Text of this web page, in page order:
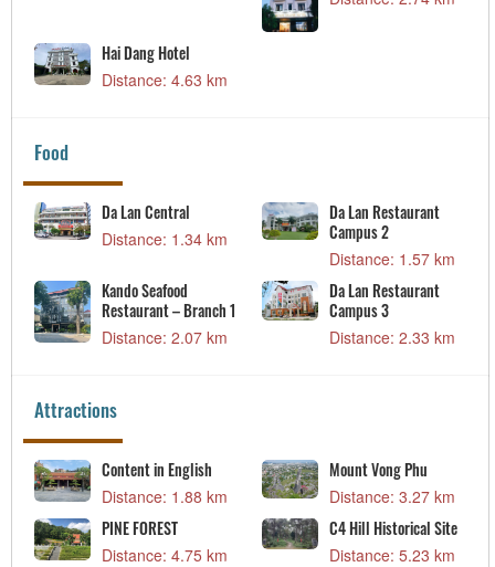
Food
Da Lan Restaurant
Campus 2
Da Lan Restaurant
Campus 3
Distance: 2.33 km
Highlands Coffee
system
Distance: 2.33 km
Attractions
Mount Vong Phu
Distance: 3.27 km
C4 Hill Historical Site
Distance: 5.23 km
Content in English
Distance: 5.70 km